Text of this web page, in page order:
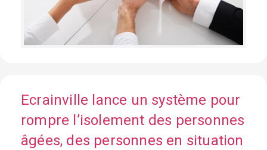
Ecrainville lance un système pour
rompre l’isolement des personnes
âgées, des personnes en situation